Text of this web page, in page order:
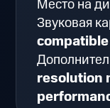
Место на
Звуковая
compatible
resolution